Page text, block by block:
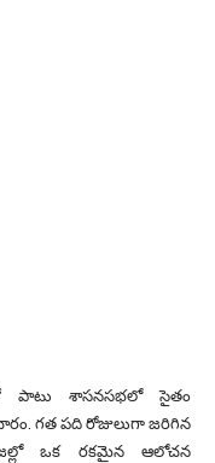
పాటు శాసనసభలో సైతం
గత పది రోజులుగా జరిగిన
ఒక రకమైన ఆలోచన